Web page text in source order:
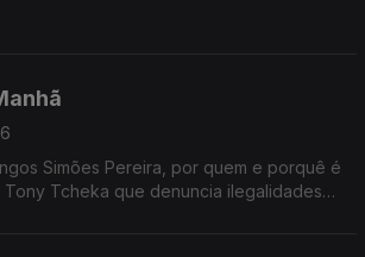
Simões Pereira, por quem e porquê é
Tcheka que denuncia ilegalidades